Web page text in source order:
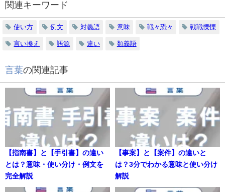
関連キーワード
使い方 例文 対義語 意味 戦々恐々 戦戦慄慄
言い換え 語源 違い 類義語
言葉の関連記事
【指南書】と【手引書】の違い
とは？意味・使い分け・例文を
完全解説
【事案】と【案件】の違いと
は？3分でわかる意味と使い分け
解説